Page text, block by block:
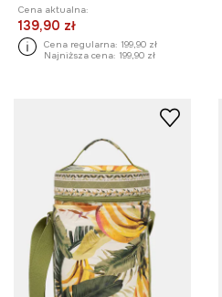
Cena aktualna:
139,90 zł
Cena regularna: 199,90 zł
Najniższa cena: 199,90 zł